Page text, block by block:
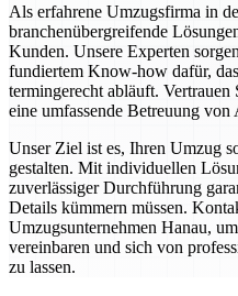
Als erfahrene Umzugsfirma in
branchenübergreifende
Kunden. Unsere Experten
fundiertem Know-how dafür,
termingerecht abläuft.
eine umfassende Betreuung von
Unser Ziel ist es, Ihren Umzug
gestalten. Mit individuellen
zuverlässiger Durchführung
Details kümmern müssen.
Umzugsunternehmen Hanau,
vereinbaren und sich von
zu lassen.